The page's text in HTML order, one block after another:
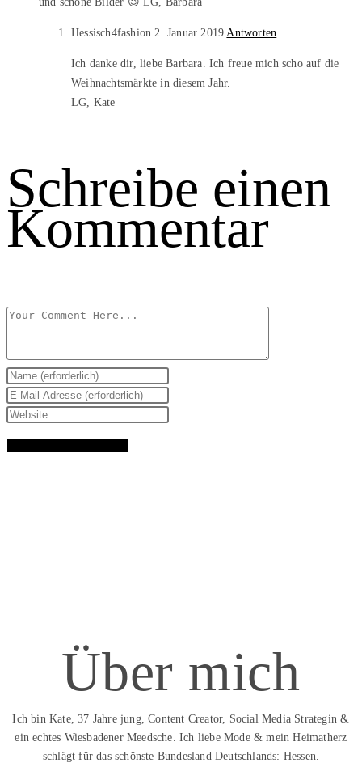
Hessisch4fashion2. Januar 2019 Antworten
Ich danke dir, liebe Barbara. Ich freue mich scho auf die
Weihnachtsmärkte in diesem Jahr.
LG, Kate
Schreibe einen
Kommentar
Über mich
Ich bin Kate, 37 Jahre jung, Content Creator, Social Media Strategin &
ein echtes Wiesbadener Meedsche. Ich liebe Mode & mein Heimatherz
schlägt für das schönste Bundesland Deutschlands: Hessen.